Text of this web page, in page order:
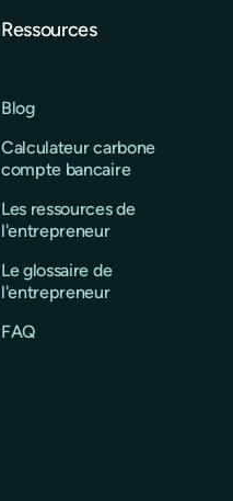
Ressources
Blog
Calculateur carbone
compte bancaire
Les ressources de
l'entrepreneur
Le glossaire de
l'entrepreneur
FAQ